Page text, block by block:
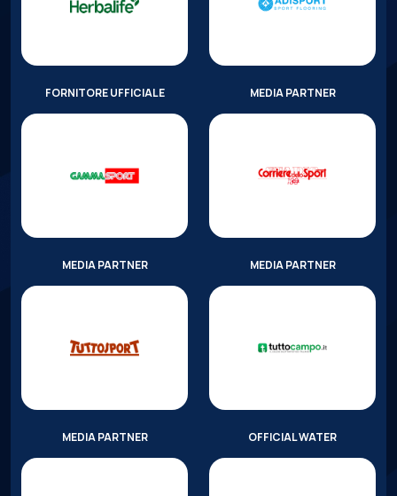
FORNITORE UFFICIALE MEDIA PARTNER
MEDIA PARTNER MEDIA PARTNER
MEDIA PARTNER OFFICIAL WATER